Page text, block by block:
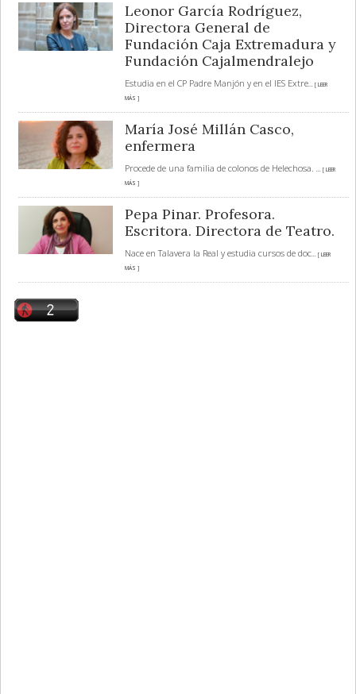
Leonor García Rodríguez,
Directora General de
Fundación Caja Extremadura y
Fundación Cajalmendralejo
Estudia en el CP Padre Manjón y en el IES Extre... [ LEER
MÁS ]
María José Millán Casco,
enfermera
Procede de una familia de colonos de Helechosa.
... [ LEER
MÁS ]
Pepa Pinar. Profesora.
Escritora. Directora de Teatro.
Nace en Talavera la Real y estudia cursos de doc... [ LEER
MÁS ]